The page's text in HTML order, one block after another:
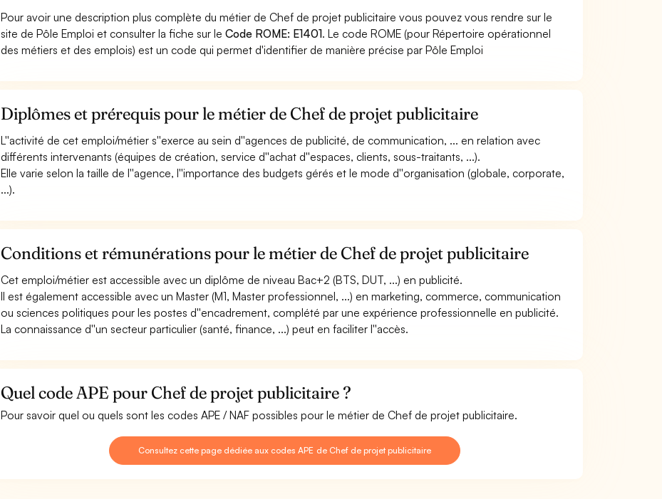
Pour avoir une description plus complète du métier de Chef de projet publicitaire vous pouvez vous rendre sur le
site de Pôle Emploi et consulter la fiche sur leCode ROME: E1401. Le code ROME (pour Répertoire opérationnel
des métiers et des emplois) est un code qui permet d'identifier de manière précise par Pôle Emploi
Diplômes et prérequis pour le métier de Chef de projet publicitaire
L''activité de cet emploi/métier s''exerce au sein d''agences de publicité, de communication, ... en relation avec
différents intervenants (équipes de création, service d''achat d''espaces, clients, sous-traitants, ...).
Elle varie selon la taille de l''agence, l''importance des budgets gérés et le mode d''organisation (globale, corporate,
...).
Conditions et rémunérations pour le métier de Chef de projet publicitaire
Cet emploi/métier est accessible avec un diplôme de niveau Bac+2 (BTS, DUT, ...) en publicité.
Il est également accessible avec un Master (M1, Master professionnel, ...) en marketing, commerce, communication
ou sciences politiques pour les postes d''encadrement, complété par une expérience professionnelle en publicité.
La connaissance d''un secteur particulier (santé, finance, ...) peut en faciliter l''accès.
Quel code APE pour Chef de projet publicitaire ?
Pour savoir quel ou quels sont les codes APE / NAF possibles pour le métier de Chef de projet publicitaire.
Consultez cette page dédiée aux codes APE de Chef de projet publicitaire